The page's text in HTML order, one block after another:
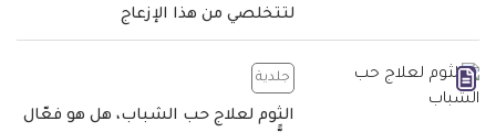
لتتخلصي من هذا الإزعاج
جلدية
الثوم لعلاج حب الشباب، هل هو فعّال